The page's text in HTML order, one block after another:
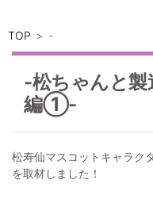
TOP ＞ -
-松ちゃんと製
編①-
松寿仙マスコットキャラク
を取材しました！